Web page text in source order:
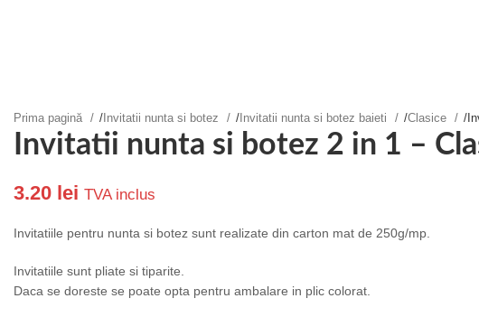
Prima pagină / Invitatii nunta si botez / Invitatii nunta si botez baieti /Clasice /
Invitatii nunta si botez 2 in 1 –
3.20 lei TVA inclus
Invitatiile pentru nunta si botez sunt realizate din carton mat de 250g/mp.
Invitatiile sunt pliate si tiparite.
Daca se doreste se poate opta pentru ambalare in plic colorat.